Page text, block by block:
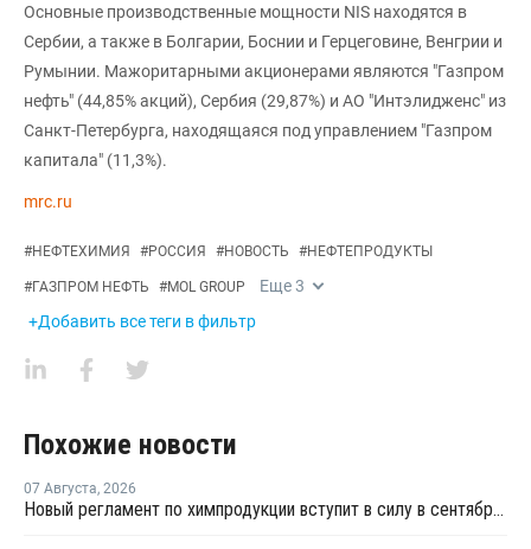
Основные производственные мощности NIS находятся в
Сербии, а также в Болгарии, Боснии и Герцеговине, Венгрии и
Румынии. Мажоритарными акционерами являются "Газпром
нефть" (44,85% акций), Сербия (29,87%) и АО "Интэлидженс" из
Санкт-Петербурга, находящаяся под управлением "Газпром
капитала" (11,3%).
mrc.ru
#НЕФТЕХИМИЯ #РОССИЯ #НОВОСТЬ #НЕФТЕПРОДУКТЫ
#ГАЗПРОМ НЕФТЬ #MOL GROUP Еще3
+Добавить все теги в фильтр
Похожие новости
07 Августа, 2026
Новый регламент по химпродукции вступит в силу в сентябре 2027 года